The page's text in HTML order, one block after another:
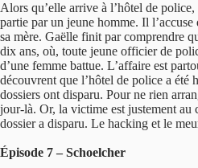
Alors qu’elle arrive à l’hôtel de
partie par un jeune homme. Il l’accuse
sa mère. Gaëlle finit par comprendre
dix ans, où, toute jeune officier de
d’une femme battue. L’affaire est
découvrent que l’hôtel de police a été
dossiers ont disparu. Pour ne rien
jour-là. Or, la victime est justement au
dossier a disparu. Le hacking et le
Épisode 7 – Schoelcher